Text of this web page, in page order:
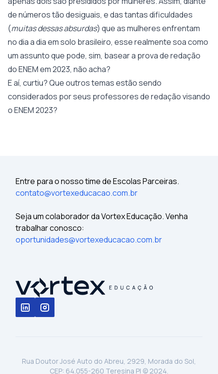
de números tão desiguais, e das tantas dificuldades
(muitas dessas absurdas) que as mulheres enfrentam
no dia a dia em solo brasileiro, esse realmente soa como
um assunto que pode, sim, basear a prova de redação
do ENEM em 2023, não acha?
E aí, curtiu? Que outros temas estão sendo
considerados por seus professores de redação visando
o ENEM 2023?
Entre para o nosso time de Escolas Parceiras.
contato@vortexeducacao.com.br
Seja um colaborador da Vortex Educação. Venha
trabalhar conosco:
oportunidades@vortexeducacao.com.br
Rua Doutor José Auto do Abreu, 2929, Morada do Sol,
CEP: 64.055-260 Teresina PI © 2024.